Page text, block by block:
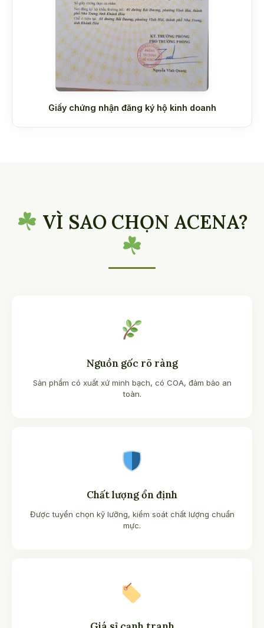
Giấy chứng nhận đăng ký hộ kinh doanh
VÌ SAO CHỌN ACENA?
Nguồn gốc rõ ràng
Sản phẩm có xuất xứ minh bạch, có COA, đảm bảo an
toàn.
Chất lượng ổn định
Được tuyển chọn kỹ lưỡng, kiểm soát chất lượng chuẩn
mực.